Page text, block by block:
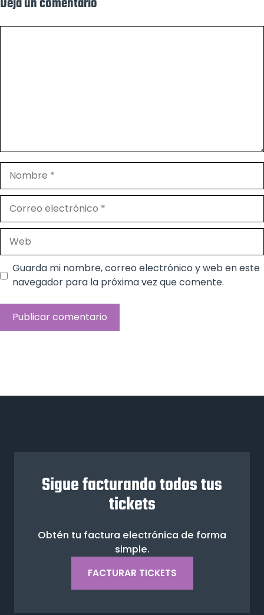
Nombre
electrónico
Guarda mi nombre, correo electrónico y web en este
navegador para la próxima vez que comente.
Sigue facturando todos tus
tickets
Obtén tu factura electrónica de forma
simple.
FACTURAR TICKETS